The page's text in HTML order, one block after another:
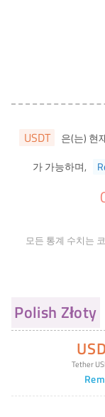
USDT 은(는) 현
가 가능하며,
모든 통계 수치는
Polish Złoty
Tether